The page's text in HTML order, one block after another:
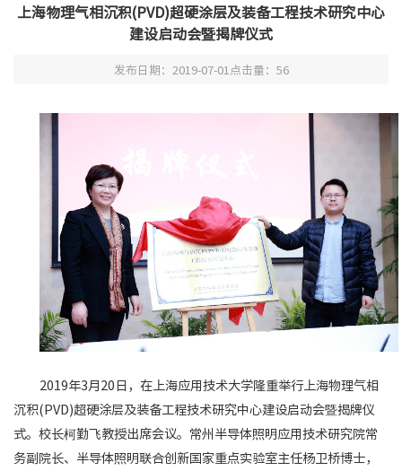
上海物理气相沉积(PVD)超硬涂层及装备工程技术研究中心
建设启动会暨揭牌仪式
发布日期：2019-07-01点击量： 56
2019年3月20日，在上海应用技术大学隆重举行上海物理气相
沉积(PVD)超硬涂层及装备工程技术研究中心建设启动会暨揭牌仪
式。校长柯勤飞教授出席会议。常州半导体照明应用技术研究院常
务副院长、半导体照明联合创新国家重点实验室主任杨卫桥博士，